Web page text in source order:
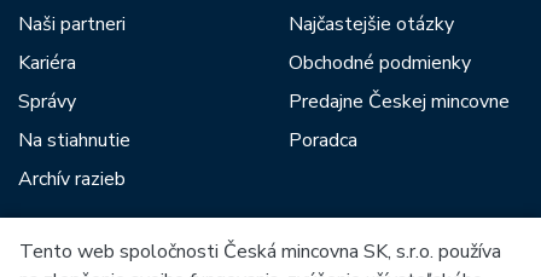
Naši partneri
Kariéra
Správy
Na stiahnutie
Archív razieb
Najčastejšie otázky
Obchodné podmienky
Predajne Českej mincovne
Poradca
Medzi našich partnerov patria:
Tento web spoločnosti Česká mincovna SK, s.r.o. používa